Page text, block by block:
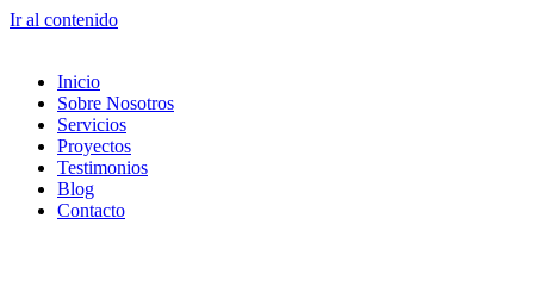
Ir al contenido
Inicio
Sobre Nosotros
Servicios
Proyectos
Testimonios
Blog
Contacto